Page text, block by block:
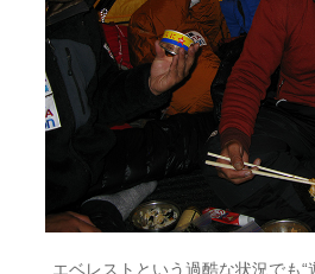
エベレストという過酷な状況でも“